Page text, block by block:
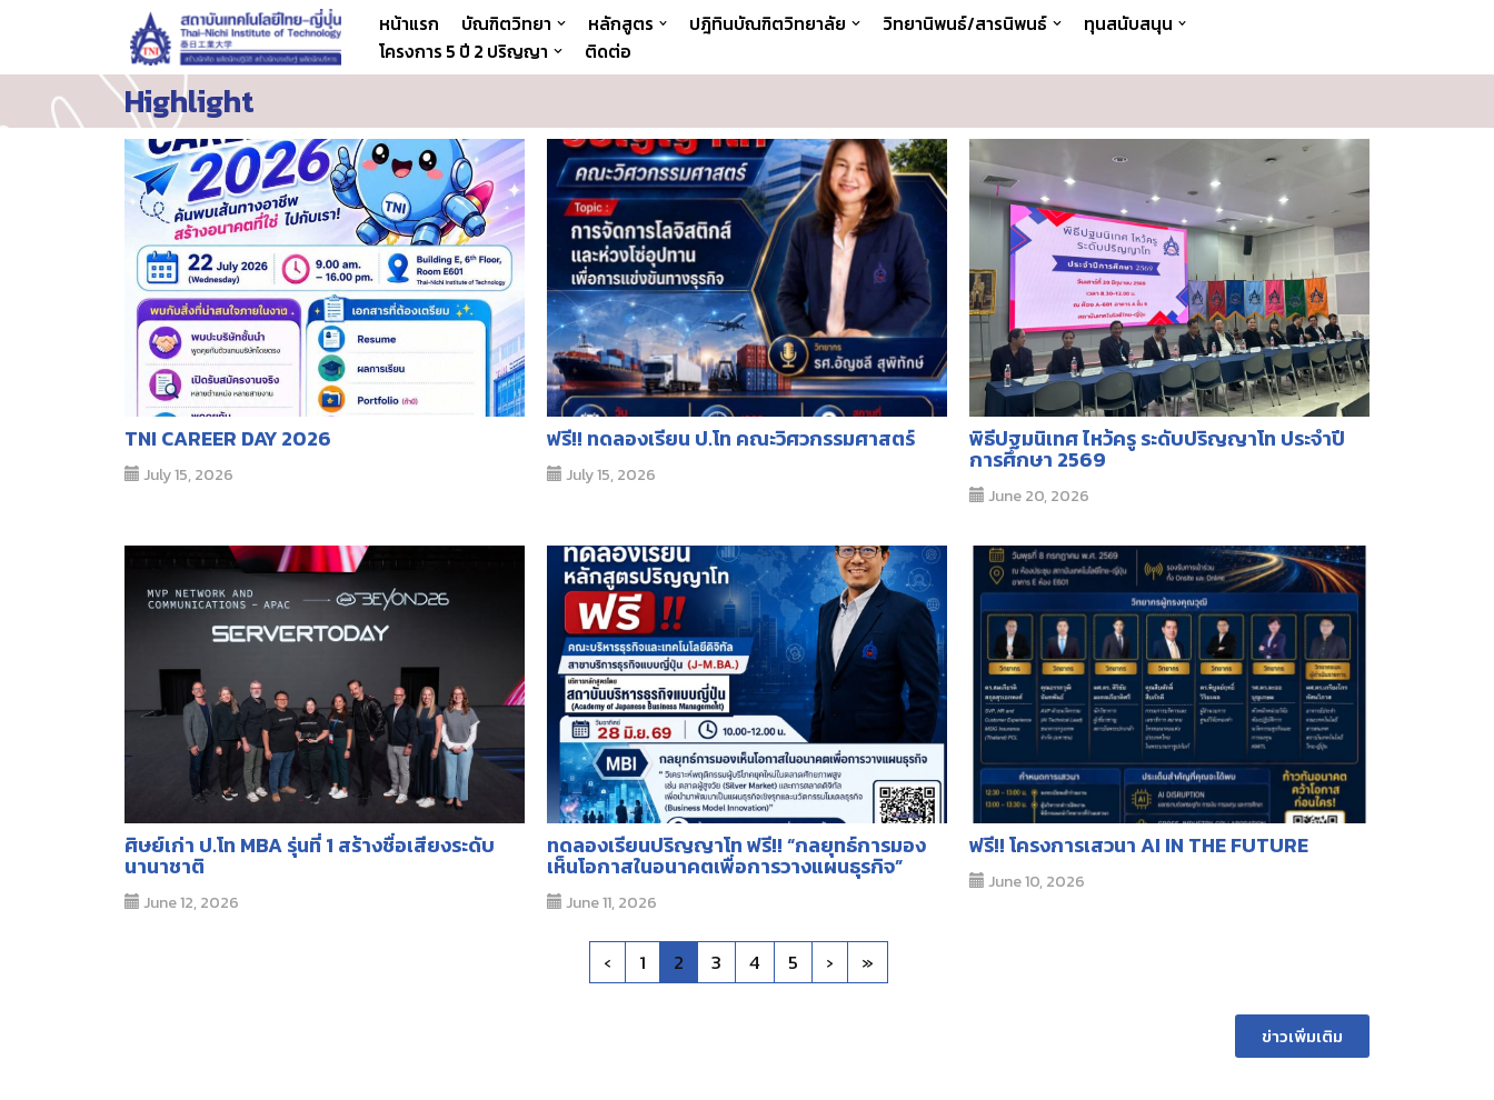
content
หน้าแรก บัณฑิตวิทยา หลักสูตร ปฎิทินบัณฑิตวิทยาลัย วิทยานิพนธ์/สารนิพนธ์
ทุนสนับสนุน
โครงการ 5 ปี 2 ปริญญา
ติดต่อ
Highlight
TNI CAREER DAY 2026
July 15, 2026
ฟรี!! ทดลองเรียน ป.โท คณะวิศวกรรมศาสตร์
July 15, 2026
พิธีปฐมนิเทศ ไหว้ครู ระดับปริญญาโท ประจำปี
การศึกษา 2569
June 20, 2026
ศิษย์เก่า ป.โท MBA รุ่นที่ 1 สร้างชื่อเสียงระดับ
นานาชาติ
June 12, 2026
ทดลองเรียนปริญญาโท ฟรี!! “กลยุทธ์การมอง
เห็นโอกาสในอนาคตเพื่อการวางแผนธุรกิจ”
June 11, 2026
ฟรี!! โครงการเสวนา AI IN THE FUTURE
June 10, 2026
‹ 1 2 3 4 5 › »
ข่าวเพิ่มเติม